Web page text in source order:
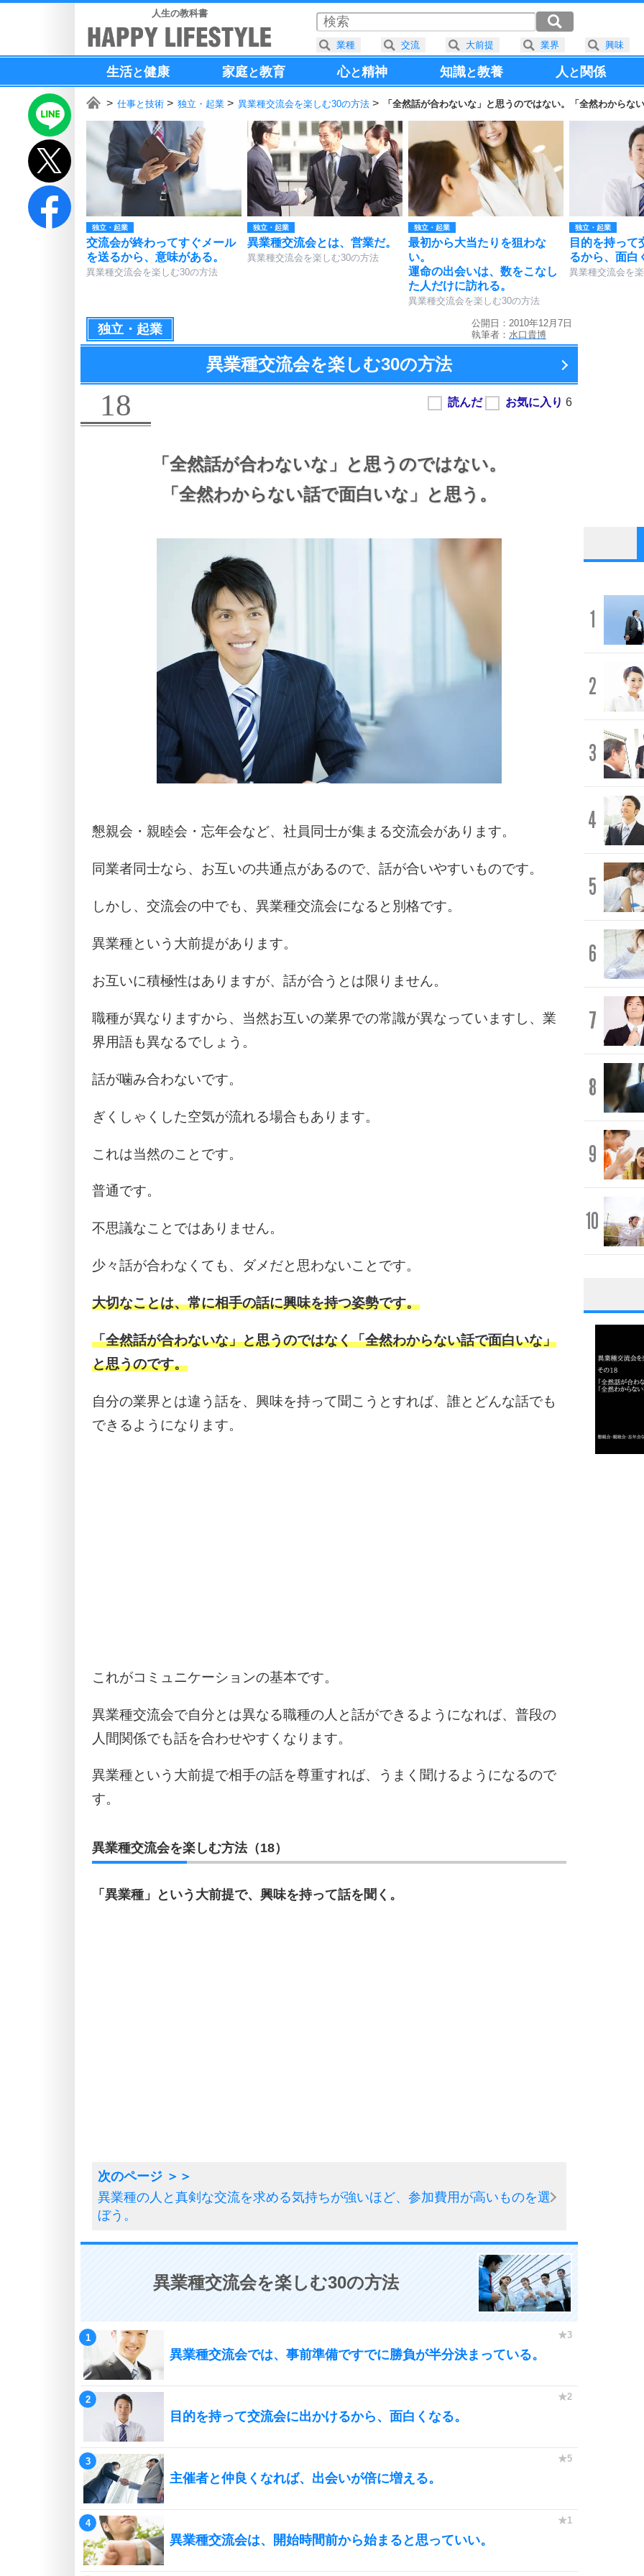
人生の教科書
生活と健康 家庭と教育 心と精神 知識と教養 人と 関係
仕事と技術 独立・起業 異業種交流会を楽しむ30の方法 「全然話が合わないな」と思うのではない。「全然わからな
独立・起業
交流会が終わってすぐメール
を送るから、意味がある。
異業種交流会を楽しむ30の方法
独立・起業
異業種交流会とは、営業だ。
異業種交流会を楽しむ30の方法
独立・起業
最初から大当たりを狙わな
い。
運命の出会いは、数をこなし
た人だけに訪れる。
異業種交流会を楽しむ30の方法
独立・起業
目的を持って
るから、面白
異業種交流会を
独立・起業
公開日：2010年12月7日
執筆者： 水口貴博
異業種交流会を楽しむ30の方法
18
「全然話が合わないな」と思うのではない。
「全然わからない話で面白いな」と思う。
懇親会・親睦会・忘年会など、社員同士が集まる交流会があります。
同業者同士なら、お互いの共通点があるので、話が合いやすいものです。
しかし、交流会の中でも、異業種交流会になると別格です。
異業種という大前提があります。
お互いに積極性はありますが、話が合うとは限りません。
職種が異なりますから、当然お互いの業界での常識が異なっていますし、業
界用語も異なるでしょう。
話が噛み合わないです。
ぎくしゃくした空気が流れる場合もあります。
これは当然のことです。
普通です。
不思議なことではありません。
少々話が合わなくても、ダメだと思わないことです。
大切なことは、常に相手の話に興味を持つ姿勢です。
「全然話が合わないな」と思うのではなく「全然わからない話で面白いな」
と思うのです。
自分の業界とは違う話を、興味を持って聞こうとすれば、誰とどんな話でも
できるようになります。
これがコミュニケーションの基本です。
異業種交流会で自分とは異なる職種の人と話ができるようになれば、普段の
人間関係でも話を合わせやすくなります。
異業種という大前提で相手の話を尊重すれば、うまく聞けるようになるので
す。
異業種交流会を楽しむ方法（18）
「異業種」という大前提で、興味を持って話を聞く。
異業種の人と真剣な交流を求める気持ちが強いほど、参加費用が高いものを選
ぼう。
異業種交流会を楽しむ30の方法
異業種交流会では、事前準備ですでに勝負が半分決まっている。
目的を持って交流会に出かけるから、面白くなる。
主催者と仲良くなれば、出会いが倍に増える。
異業種交流会は、開始時間前から始まると思っていい。
1
2
3
4
5
6
7
8
9
10
1
3
業種 交流 大前提 業界 興味